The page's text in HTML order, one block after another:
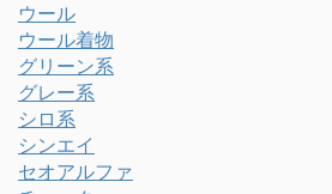
ウール
ウール着物
グリーン系
グレー系
シロ系
シンエイ
セオアルファ